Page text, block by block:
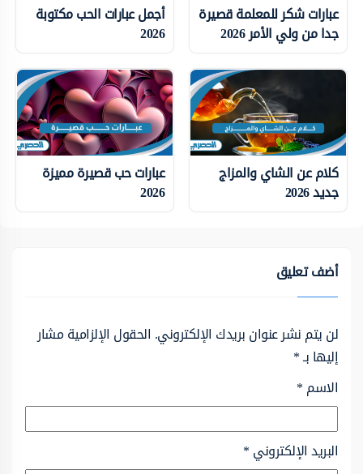
عبارات شكر للمعلمة قصيرة
جدا من ولي الأمر 2026
أجمل عبارات الحب مكتوبة
2026
كلام عن الشاي والمزاج
جديد 2026
عبارات حب قصيرة مميزة
2026
أضف تعليق
لن يتم نشر عنوان بريدك الإلكتروني. الحقول الإلزامية مشار
إليها بـ*
الاسم*
البريد الإلكتروني*